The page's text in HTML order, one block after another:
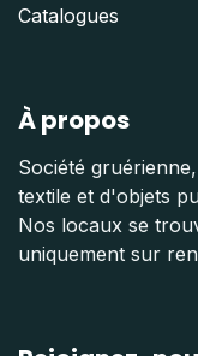
Catalogues
À propos
Société
textile et d'objets
Nos locaux se
uniquement sur